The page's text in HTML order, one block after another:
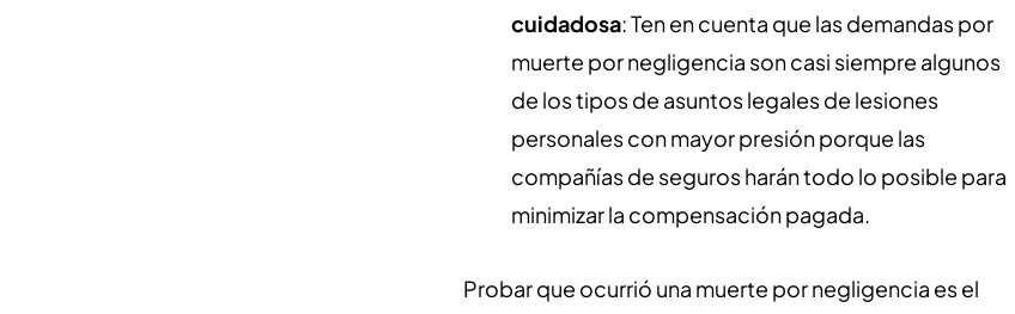
cuidadosa:Ten en cuenta que las demandas por
muerte por negligencia son casi siempre algunos
de los tipos de asuntos legales de lesiones
personales con mayor presión porque las
compañías de seguros harán todo lo posible para
minimizar la compensación pagada.
Probar que ocurrió una muerte por negligencia es el